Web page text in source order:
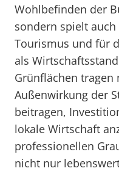
Wohlbefinden der
sondern spielt
Tourismus und für
als
Grünflächen tragen
Außenwirkung der
beitragen,
lokale Wirtschaft
professionellen
nicht nur